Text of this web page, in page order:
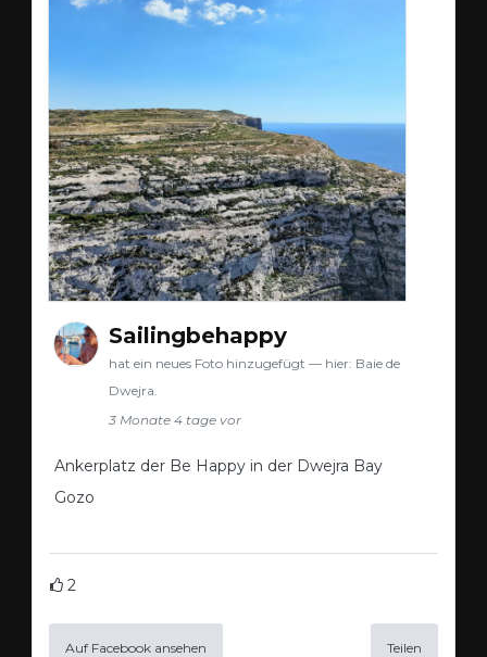
Sailingbehappy
hat ein neues Foto hinzugefügt — hier: Baie de
Dwejra.
3 Monate 4 tage vor
Ankerplatz der Be Happy in der Dwejra Bay
Gozo
2
Auf Facebook ansehen Teilen